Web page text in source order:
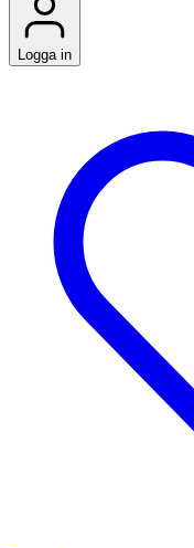
Logga in